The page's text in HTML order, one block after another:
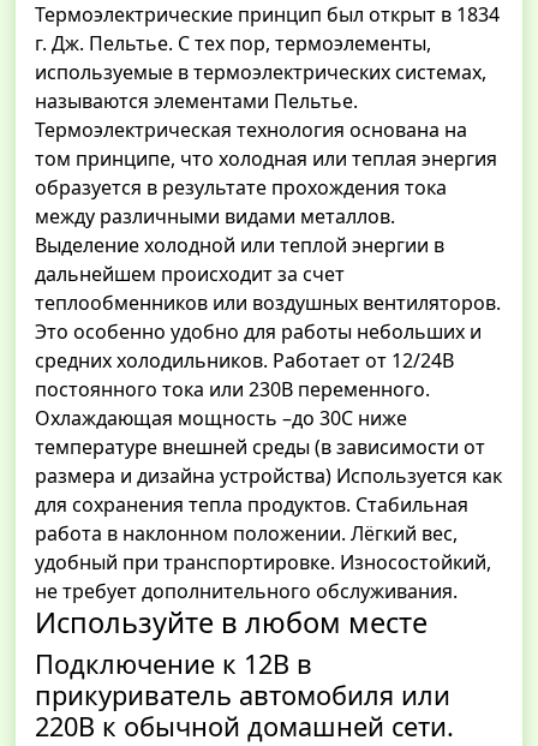
Термоэлектрические принцип был открыт в 1834
г. Дж. Пельтье. С тех пор, термоэлементы,
используемые в термоэлектрических системах,
называются элементами Пельтье.
Термоэлектрическая технология основана на
том принципе, что холодная или теплая энергия
образуется в результате прохождения тока
между различными видами металлов.
Выделение холодной или теплой энергии в
дальнейшем происходит за счет
теплообменников или воздушных вентиляторов.
Это особенно удобно для работы небольших и
средних холодильников. Работает от 12/24В
постоянного тока или 230В переменного.
Охлаждающая мощность –до 30С ниже
температуре внешней среды (в зависимости от
размера и дизайна устройства) Используется как
для сохранения тепла продуктов. Стабильная
работа в наклонном положении. Лёгкий вес,
удобный при транспортировке. Износостойкий,
не требует дополнительного обслуживания.
Используйте в любом месте
Подключение к 12В в
прикуриватель автомобиля или
220В к обычной домашней сети.